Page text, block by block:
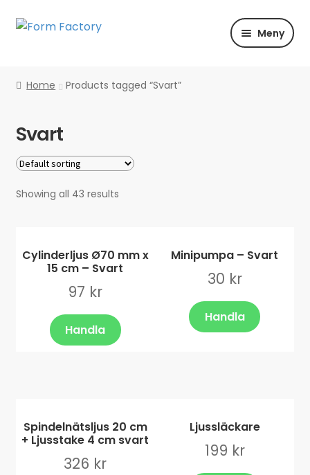
Hoppa
Hoppa
Meny
Händelser
Inspiration
Home Products tagged “Svart”
Svart
Showing all 43 results
Cylinderljus Ø70 mm x
15 cm – Svart
97 kr
Handla
Minipumpa – Svart
30 kr
Handla
Spindelnätsljus 20 cm
+ Ljusstake 4 cm svart
326 kr
Ljussläckare
199 kr